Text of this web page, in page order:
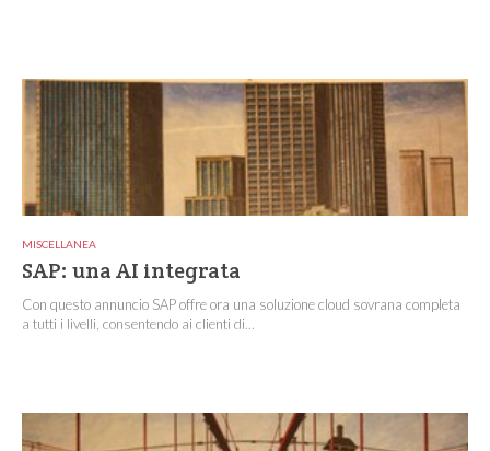
MISCELLANEA
SAP: una AI integrata
Con questo annuncio SAP offre ora una soluzione cloud sovrana completa
a tutti i livelli, consentendo ai clienti di...